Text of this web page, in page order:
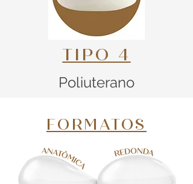
TIPO 4
Poliuterano
FORMATOS